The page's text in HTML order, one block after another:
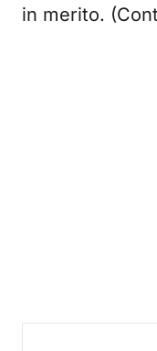
in merito.